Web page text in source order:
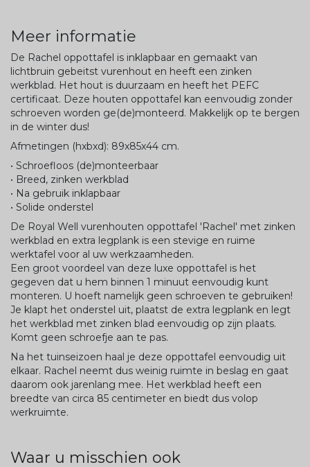
Meer informatie
De Rachel oppottafel is inklapbaar en gemaakt van
lichtbruin gebeitst vurenhout en heeft een zinken
werkblad. Het hout is duurzaam en heeft het PEFC
certificaat. Deze houten oppottafel kan eenvoudig zonder
schroeven worden ge(de)monteerd. Makkelijk op te bergen
in de winter dus!
Afmetingen (hxbxd): 89x85x44 cm.
• Schroefloos (de)monteerbaar
• Breed, zinken werkblad
• Na gebruik inklapbaar
• Solide onderstel
De Royal Well vurenhouten oppottafel 'Rachel' met zinken
werkblad en extra legplank is een stevige en ruime
werktafel voor al uw werkzaamheden.
Een groot voordeel van deze luxe oppottafel is het
gegeven dat u hem binnen 1 minuut eenvoudig kunt
monteren. U hoeft namelijk geen schroeven te gebruiken!
Je klapt het onderstel uit, plaatst de extra legplank en legt
het werkblad met zinken blad eenvoudig op zijn plaats.
Komt geen schroefje aan te pas.
Na het tuinseizoen haal je deze oppottafel eenvoudig uit
elkaar. Rachel neemt dus weinig ruimte in beslag en gaat
daarom ook jarenlang mee. Het werkblad heeft een
breedte van circa 85 centimeter en biedt dus volop
werkruimte.
Waar u misschien ook